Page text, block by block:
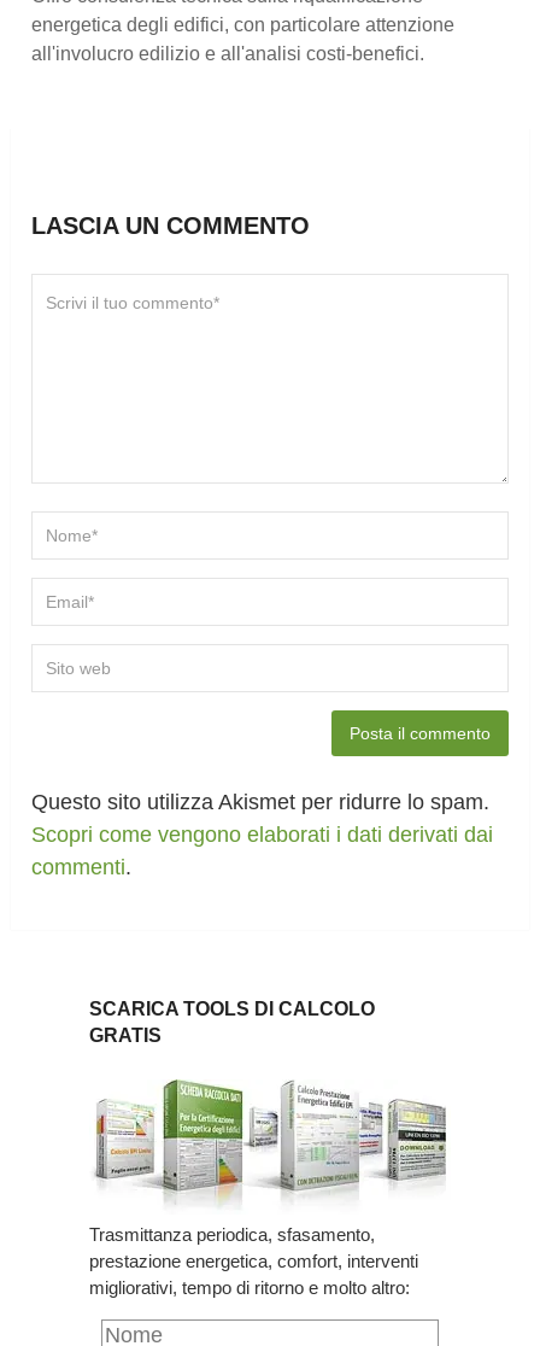
energetica degli edifici, con particolare attenzione
all'involucro edilizio e all'analisi costi-benefici.
LASCIA UN COMMENTO
Questo sito utilizza Akismet per ridurre lo spam.
Scopri come vengono elaborati i dati derivati dai
commenti.
SCARICA TOOLS DI CALCOLO
GRATIS
Trasmittanza periodica, sfasamento,
prestazione energetica, comfort, interventi
migliorativi, tempo di ritorno e molto altro: